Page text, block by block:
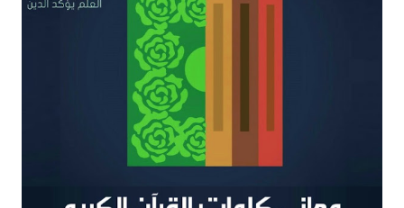
يحتل عزرا الكاتب مكانه عاليه جداً في الإرث الديني اليهود وقصته
مذكوره في ( سفر عزرا ) في العهد القديم ونجد في ملاحق الشروحات
اليهوديه للمشناه والمعروفه باسم ( توسفتا ) תוספתא نجد رأياً يُزعم ان
عزرا الكاتب كان مستحقاً لان تتنزل عليه التوراه لولا ان موسى عليه
السلام سبقه ! כי ראויה הייתה התורה להינתן על י...